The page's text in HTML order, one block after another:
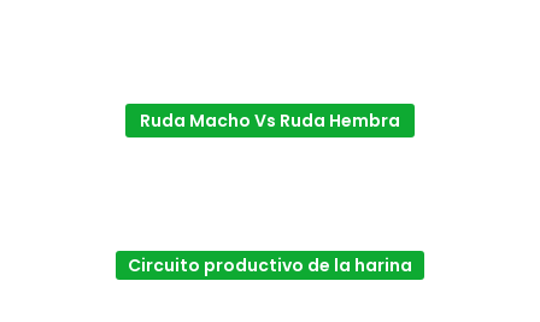
Ruda Macho Vs Ruda Hembra
Circuito productivo de la harina